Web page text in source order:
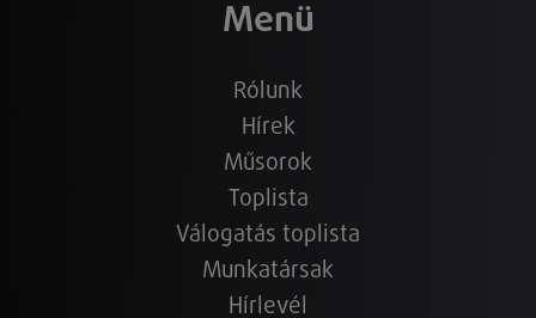
Menü
Rólunk
Hírek
Műsorok
Toplista
Válogatás toplista
Munkatársak
Hírlevél